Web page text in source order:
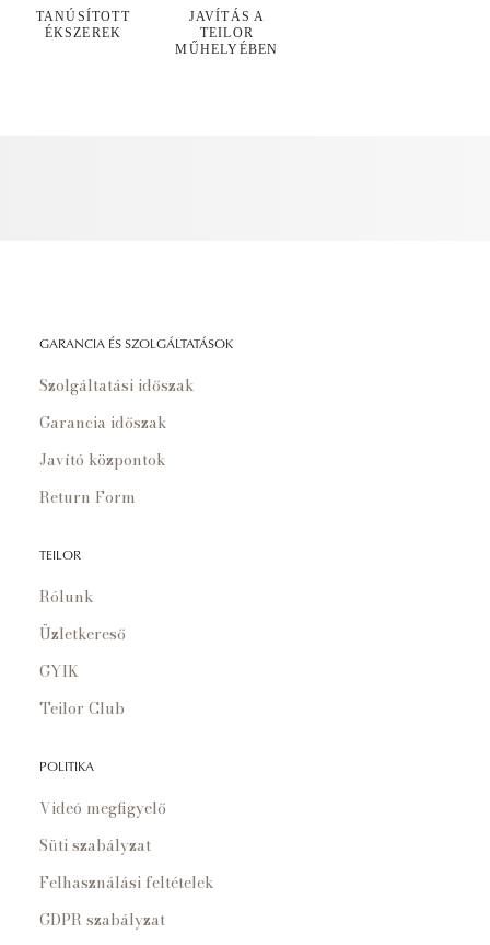
TANÚSÍTOTT
ÉKSZEREK
JAVÍTÁS A
TEILOR
MŰHELYÉBEN
GARANCIA ÉS SZOLGÁLTATÁSOK
Szolgáltatási időszak
Garancia időszak
Javító központok
Return Form
TEILOR
Rólunk
Üzletkereső
GYIK
Teilor Club
POLITIKA
Videó megfigyelő
Süti szabályzat
Felhasználási feltételek
GDPR szabályzat